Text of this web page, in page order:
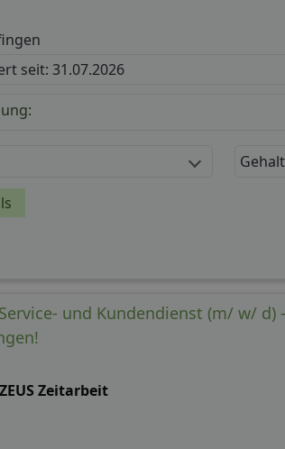
seit: 31.07.2026
Gehalt
und Kundendienst (m/ w/ d)
ZEUS Zeitarbeit